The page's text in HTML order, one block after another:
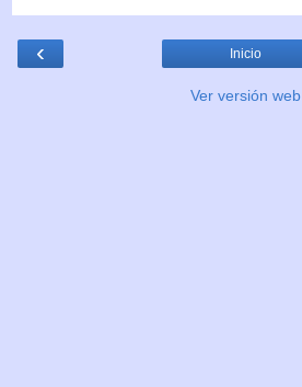
‹ Inicio
Ver versión web